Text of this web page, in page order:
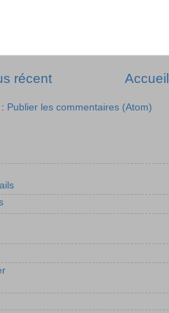
récent Accueil
Publier les commentaires (Atom)